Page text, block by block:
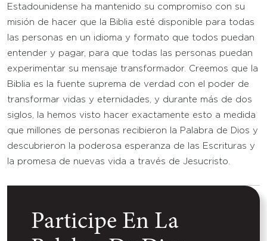
Estadounidense ha mantenido su compromiso con su
misión de hacer que la Biblia esté disponible para todas
las personas en un idioma y formato que todos puedan
entender y pagar, para que todas las personas puedan
experimentar su mensaje transformador. Creemos que la
Biblia es la fuente suprema de verdad con el poder de
transformar vidas y eternidades, y durante más de dos
siglos, la hemos visto hacer exactamente esto a medida
que millones de personas recibieron la Palabra de Dios y
descubrieron la poderosa esperanza de las Escrituras y
la promesa de nuevas vida a través de Jesucristo.
Participe En La